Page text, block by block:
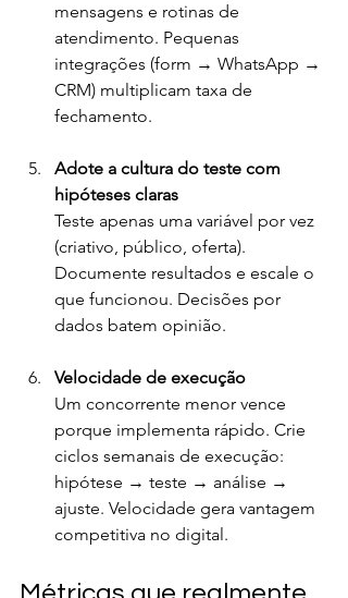
mensagens e rotinas de
atendimento. Pequenas
integrações (form → WhatsApp →
CRM) multiplicam taxa de
fechamento.
Adote a cultura do teste com
hipóteses claras
Teste apenas uma variável por vez
(criativo, público, oferta).
Documente resultados e escale o
que funcionou. Decisões por
dados batem opinião.
Velocidade de execução
Um concorrente menor vence
porque implementa rápido. Crie
ciclos semanais de execução:
hipótese → teste → análise →
ajuste. Velocidade gera vantagem
competitiva no digital.